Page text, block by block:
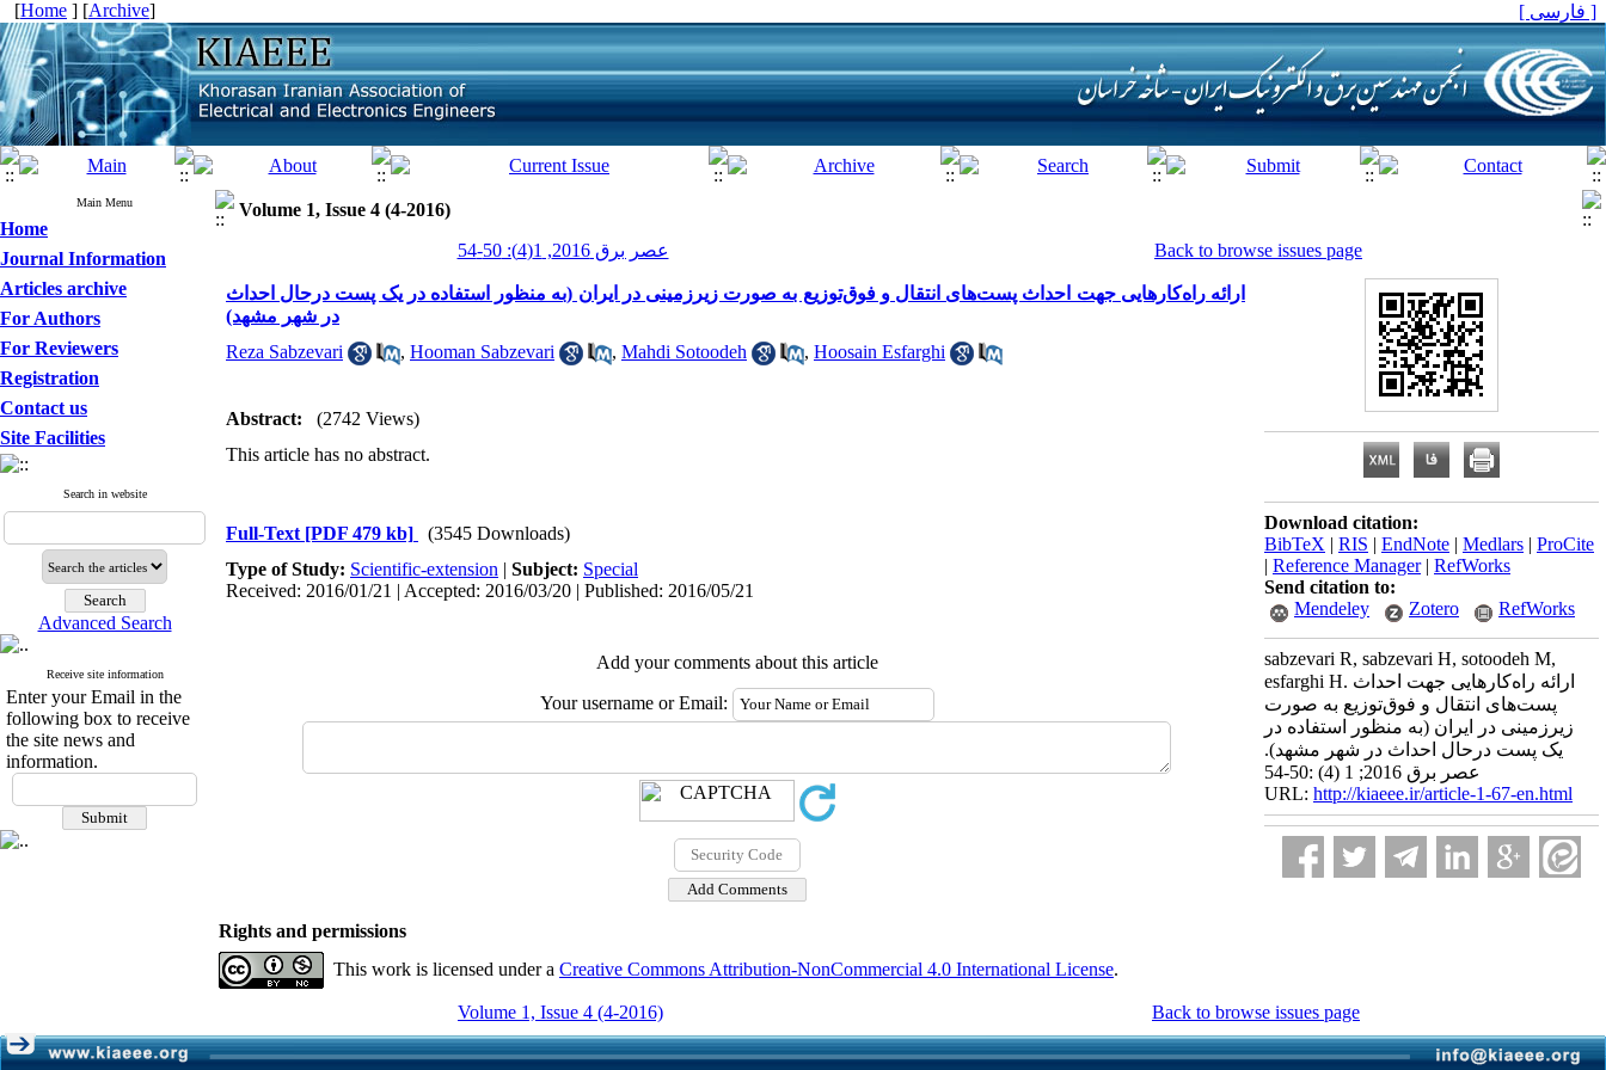
[Home ] [Archive] [ فارسی ]
Main Menu
Home
Journal Information
Articles archive
For Authors
For Reviewers
Registration
Contact us
Site Facilities
Search in website
Advanced Search
Receive site information
Enter your Email in the
following box to receive
the site news and
information.
Volume 1, Issue 4 (4-2016)
عصر برق 2016, 1(4): 50-54
Back to browse issues page
ارائه راه‌کارهایی جهت احداث پست‌های انتقال و فوق‌‌توزیع به صورت زیرزمینی در ایران (به منظور استفاده در یک پست درحال احداث
در شهر مشهد)
Reza Sabzevari
, Hooman Sabzevari , Mahdi Sotoodeh , Hoosain Esfarghi
Abstract:
(2742 Views)
This article has no abstract.
Full-Text [PDF 479 kb]
(3545 Downloads)
Type of Study: Scientific-extension | Subject: Special
Received: 2016/01/21 | Accepted: 2016/03/20 | Published: 2016/05/21
Add your comments about this article
Your username or Email:
Download citation:
BibTeX | RIS | EndNote | Medlars | ProCite
| Reference Manager| RefWorks
Send citation to:
Mendeley
Zotero RefWorks
sabzevari R, sabzevari H, sotoodeh M,
esfarghi H. ارائه راه‌کارهایی جهت احداث
پست‌های انتقال و فوق‌‌توزیع به صورت
زیرزمینی در ایران (به منظور استفاده در
یک پست درحال احداث در شهر مشهد).
عصر برق 2016; 1 (4) :50-54
URL: http://kiaeee.ir/article-1-67-en.html
Rights and permissions
This work is licensed under a Creative Commons Attribution-NonCommercial 4.0 International License.
Volume 1, Issue 4 (4-2016) Back to browse issues page